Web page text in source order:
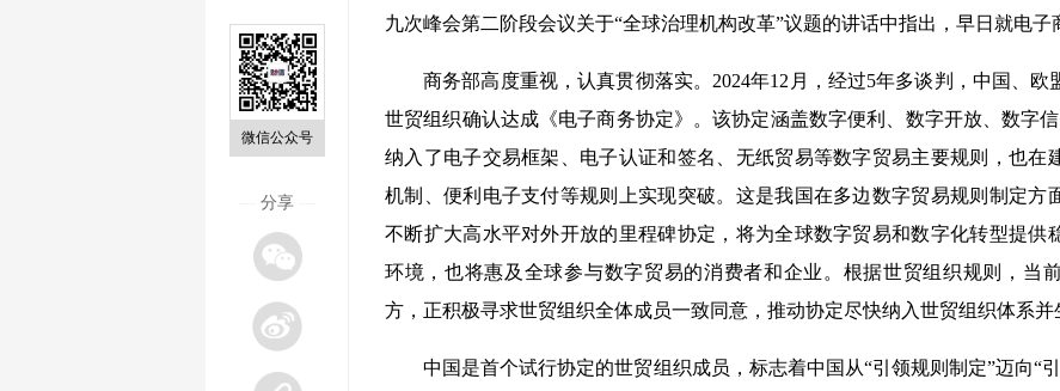
微信公众号
分享
九次峰会第二阶段会议关于“全球治理机构改革”议题的讲话中指出，早日就电子
商务部高度重视，认真贯彻落实。2024年12月，经过5年多谈判，中国、欧
世贸组织确认达成《电子商务协定》。该协定涵盖数字便利、数字开放、数字
纳入了电子交易框架、电子认证和签名、无纸贸易等数字贸易主要规则，也在
机制、便利电子支付等规则上实现突破。这是我国在多边数字贸易规则制定方
不断扩大高水平对外开放的里程碑协定，将为全球数字贸易和数字化转型提供
环境，也将惠及全球参与数字贸易的消费者和企业。根据世贸组织规则，当
方，正积极寻求世贸组织全体成员一致同意，推动协定尽快纳入世贸组织体系并
中国是首个试行协定的世贸组织成员，标志着中国从“引领规则制定”迈向“